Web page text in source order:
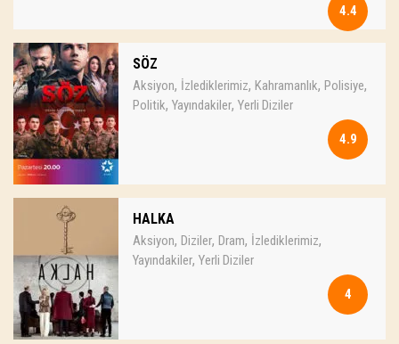
4.4
SÖZ
Aksiyon, İzlediklerimiz, Kahramanlık, Polisiye,
Politik, Yayındakiler, Yerli Diziler
4.9
HALKA
Aksiyon, Diziler, Dram, İzlediklerimiz,
Yayındakiler, Yerli Diziler
4